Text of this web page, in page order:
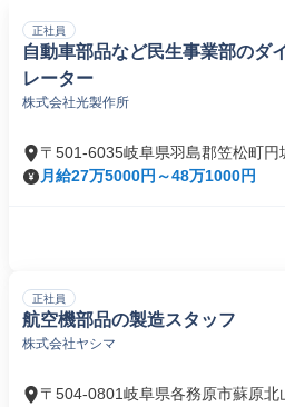
正社員
自動車部品など民生事業部のダ
レーター
株式会社光製作所
〒501-6035岐阜県羽島郡笠松町円
月給27万5000円～48万1000円
正社員
航空機部品の製造スタッフ
株式会社ヤシマ
〒504-0801岐阜県各務原市蘇原北